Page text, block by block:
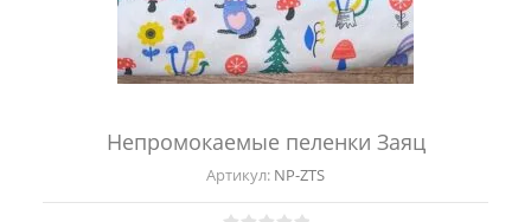
Непромокаемые пеленки Заяц
Артикул: NP-ZTS